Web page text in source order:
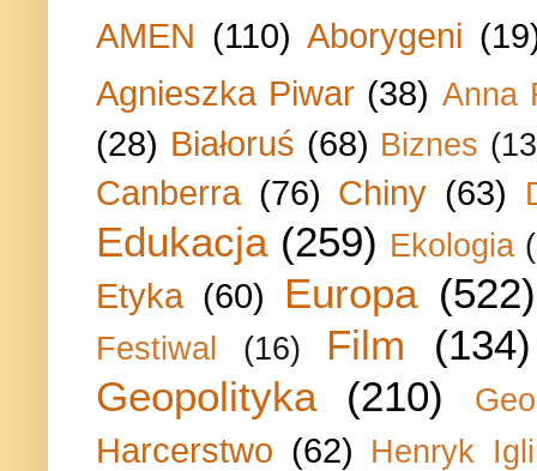
AMEN (110) Aborygeni
Agnieszka Piwar (38) Anna
(28) Białoruś (68) Biznes
Canberra (76) Chiny (63)
Edukacja (259) Ekologia
Etyka (60) Europa (522)
Festiwal (16) Film
(134)
Geopolityka
(210)
Harcerstwo (62) Henryk